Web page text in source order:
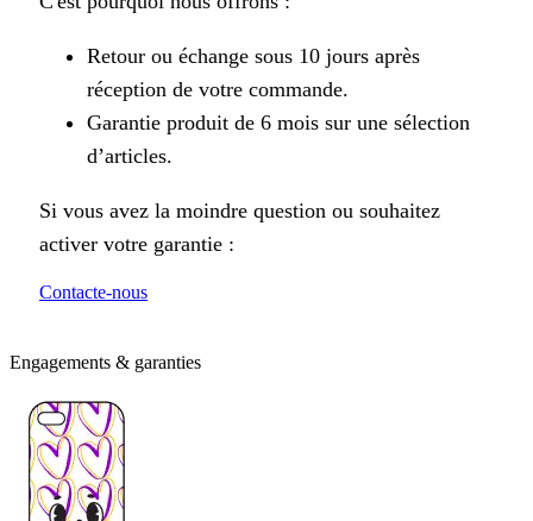
Retour ou échange sous 10 jours après
réception de votre commande.
Garantie produit de 6 mois sur une sélection
d’articles.
Si vous avez la moindre question ou souhaitez
activer votre garantie :
Contacte-nous
Engagements & garanties